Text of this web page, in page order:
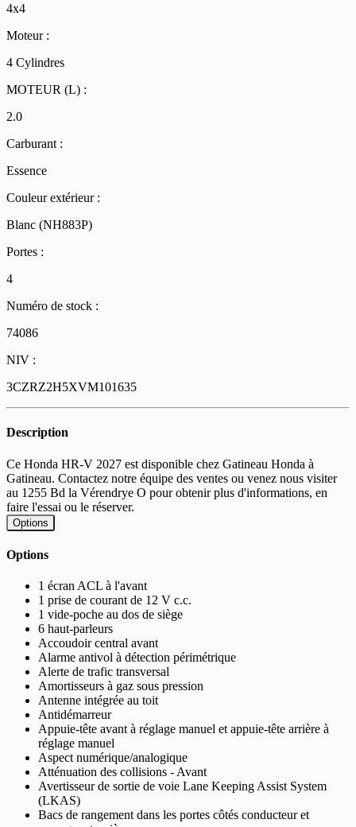
4x4
Moteur :
4 Cylindres
MOTEUR (L) :
2.0
Carburant :
Essence
Couleur extérieur :
Blanc (NH883P)
Portes :
4
Numéro de stock :
74086
NIV :
3CZRZ2H5XVM101635
Description
Ce Honda HR-V 2027 est disponible chez Gatineau Honda à
Gatineau. Contactez notre équipe des ventes ou venez nous visiter
au 1255 Bd la Vérendrye O pour obtenir plus d'informations, en
faire l'essai ou le réserver.
Options
Options
1 écran ACL à l'avant
1 prise de courant de 12 V c.c.
1 vide-poche au dos de siège
6 haut-parleurs
Accoudoir central avant
Alarme antivol à détection périmétrique
Alerte de trafic transversal
Amortisseurs à gaz sous pression
Antenne intégrée au toit
Antidémarreur
Appuie-tête avant à réglage manuel et appuie-tête arrière à
réglage manuel
Aspect numérique/analogique
Atténuation des collisions - Avant
Avertisseur de sortie de voie Lane Keeping Assist System
(LKAS)
Bacs de rangement dans les portes côtés conducteur et